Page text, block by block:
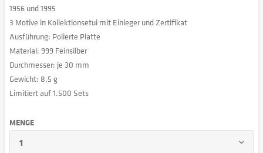
1956 und 1995
3 Motive in Kollektionsetui mit Einleger und Zertifikat
Ausführung: Polierte Platte
Material: 999 Feinsilber
Durchmesser: je 30 mm
Gewicht: 8,5 g
Limitiert auf 1.500 Sets
MENGE